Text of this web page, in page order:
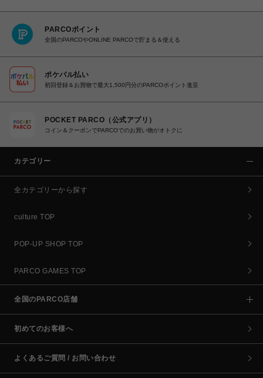
PARCOポイント
全国のPARCOやONLINE PARCOで貯まる＆使える
ポケパル払い
初回登録＆お買物で最大1,500円分のPARCOポイント進呈
POCKET PARCO（公式アプリ）
コイン＆クーポンでPARCOでのお買い物がオトクに
カテゴリー
全カテゴリーから探す
culture TOP
POP-UP SHOP TOP
PARCO GAMES TOP
全国のPARCO店舗
初めてのお客様へ
よくあるご質問 / お問い合わせ